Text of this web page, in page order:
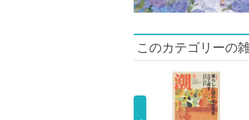
このカテゴリーの